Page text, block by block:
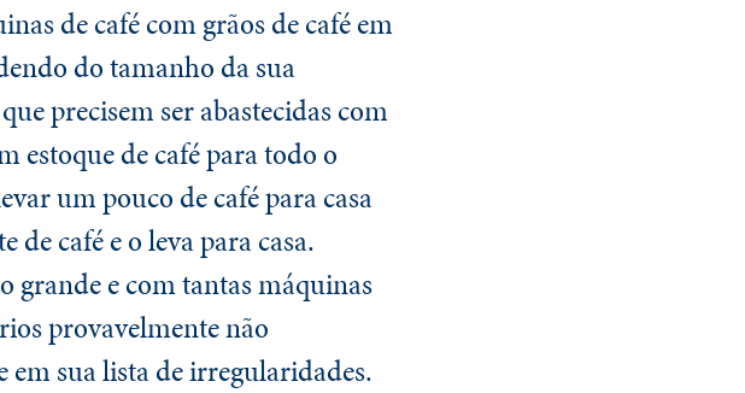
de café com grãos de café em
do tamanho da sua
precisem ser abastecidas com
estoque de café para todo o
um pouco de café para casa
café e o leva para casa.
grande e com tantas máquinas
provavelmente não
sua lista de irregularidades.